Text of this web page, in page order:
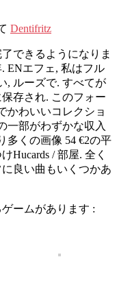
Dentifritz
できるようになりま
ENエフェ, 私はフル
, ルーズで. すべてが
存され. このフォー
かわいいコレクショ
一部がわずかな収入
多くの画像 54 €2の平
Hucards / 部屋. 全く
良い曲もいくつかあ
ームがあります :